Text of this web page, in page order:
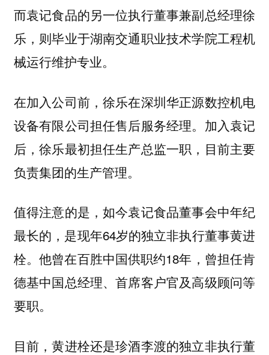
而袁记食品的另一位执行董事兼副总经理徐
乐，则毕业于湖南交通职业技术学院工程机
械运行维护专业。
在加入公司前，徐乐在深圳华正源数控机电
设备有限公司担任售后服务经理。加入袁记
后，徐乐最初担任生产总监一职，目前主要
负责集团的生产管理。
值得注意的是，如今袁记食品董事会中年纪
最长的，是现年64岁的独立非执行董事黄进
栓。他曾在百胜中国供职约18年，曾担任肯
德基中国总经理、首席客户官及高级顾问等
要职。
目前，黄进栓还是珍酒李渡的独立非执行董